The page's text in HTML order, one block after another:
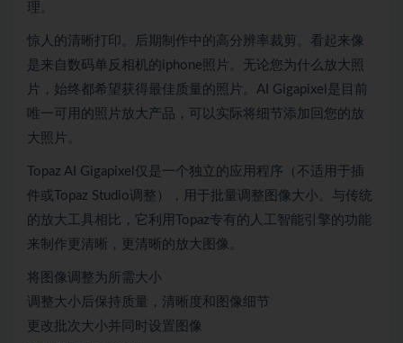
理。
惊人的清晰打印。后期制作中的高分辨率裁剪。看起来像
是来自数码单反相机的iphone照片。无论您为什么放大照
片，始终都希望获得最佳质量的照片。AI Gigapixel是目前
唯一可用的照片放大产品，可以实际将细节添加回您的放
大照片。
Topaz AI Gigapixel仅是一个独立的应用程序（不适用于插
件或Topaz Studio调整），用于批量调整图像大小。与传统
的放大工具相比，它利用Topaz专有的人工智能引擎的功能
来制作更清晰，更清晰的放大图像。
将图像调整为所需大小
调整大小后保持质量，清晰度和图像细节
更改批次大小并同时设置图像